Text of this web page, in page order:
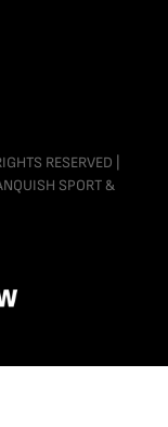
RESERVED |
SPORT &